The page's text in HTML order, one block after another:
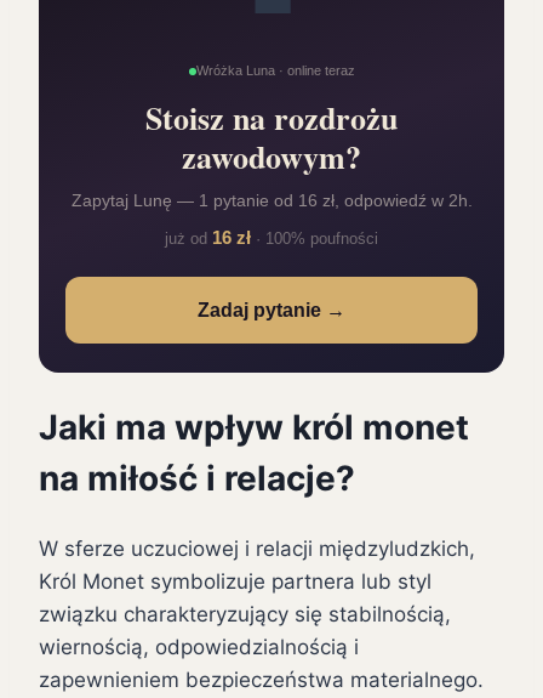
Wróżka Luna · online teraz
Stoisz na rozdrożu
zawodowym?
Zapytaj Lunę — 1 pytanie od 16 zł, odpowiedź w 2h.
już od 16 zł · 100% poufności
Zadaj pytanie →
Jaki ma wpływ król monet
na miłość i relacje?
W sferze uczuciowej i relacji międzyludzkich,
Król Monet symbolizuje partnera lub styl
związku charakteryzujący się stabilnością,
wiernością, odpowiedzialnością i
zapewnieniem bezpieczeństwa materialnego.